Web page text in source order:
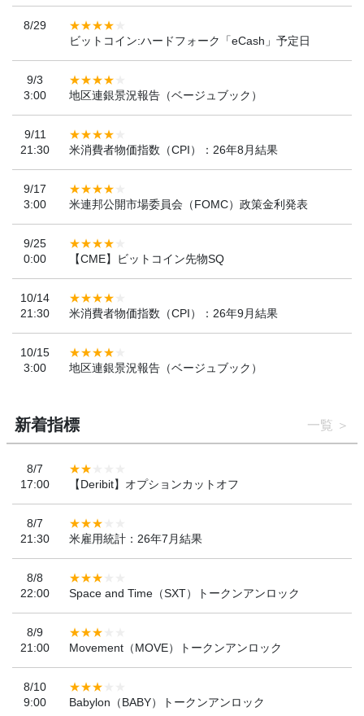
8/29
ビットコイン:ハードフォーク「eCash」予定日
9/3
3:00
地区連銀景況報告（ベージュブック）
9/11
21:30
米消費者物価指数（CPI）：26年8月結果
9/17
3:00
米連邦公開市場委員会（FOMC）政策金利発表
9/25
0:00
【CME】ビットコイン先物SQ
10/14
21:30
米消費者物価指数（CPI）：26年9月結果
10/15
3:00
地区連銀景況報告（ベージュブック）
新着指標 一覧
8/7
17:00
【Deribit】オプションカットオフ
8/7
21:30
米雇用統計：26年7月結果
8/8
22:00
Space and Time（SXT）トークンアンロック
8/9
21:00
Movement（MOVE）トークンアンロック
8/10
9:00
Babylon（BABY）トークンアンロック